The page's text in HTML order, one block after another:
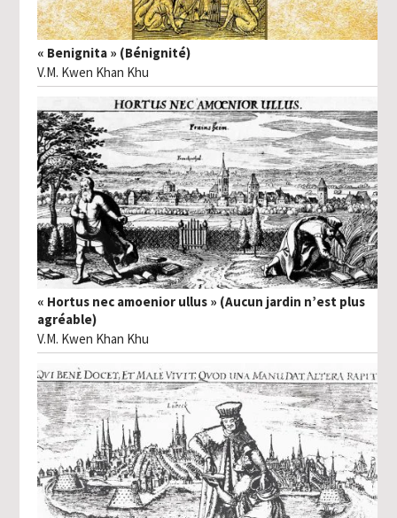
« Benignita » (Bénignité)
V.M. Kwen Khan Khu
« Hortus nec amoenior ullus » (Aucun jardin n’est plus
agréable)
V.M. Kwen Khan Khu